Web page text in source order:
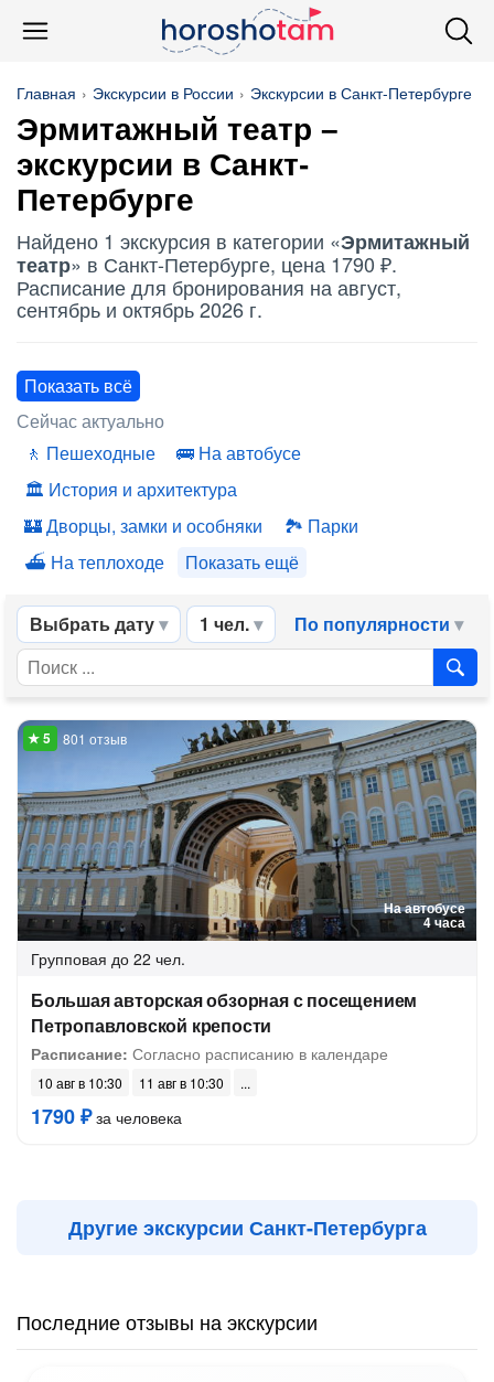
Главная Экскурсии в России Экскурсии в Санкт-Петербурге
Эрмитажный театр –
экскурсии в Санкт-
Петербурге
Найдено 1 экскурсия в категории «Эрмитажный
театр» в Санкт-Петербурге, цена 1790 ₽.
Расписание для бронирования на август,
сентябрь и октябрь 2026 г.
Показать всё
Сейчас актуально
Пешеходные
На автобусе
История и архитектура
Дворцы, замки и особняки
Парки
На теплоходе
Показать ещё
Выбрать дату 1 чел. По популярности
На автобусе
4 часа
801 отзыв
Групповая до 22 чел.
Большая авторская обзорная с посещением
Петропавловской крепости
Расписание: Согласно расписанию в календаре
10 авг в 10:30 11 авг в 10:30
1790 ₽за человека
Другие экскурсии Санкт-Петербурга
Последние отзывы на экскурсии